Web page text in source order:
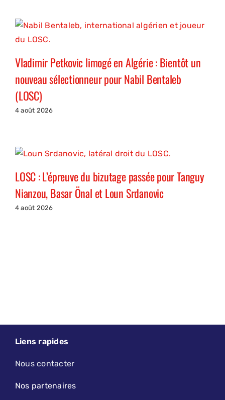
Vladimir Petkovic limogé en Algérie : Bientôt un
nouveau sélectionneur pour Nabil Bentaleb
(LOSC)
4 août 2026
LOSC : L’épreuve du bizutage passée pour Tanguy
Nianzou, Basar Önal et Loun Srdanovic
4 août 2026
Liens rapides
Nous contacter
Nos partenaires